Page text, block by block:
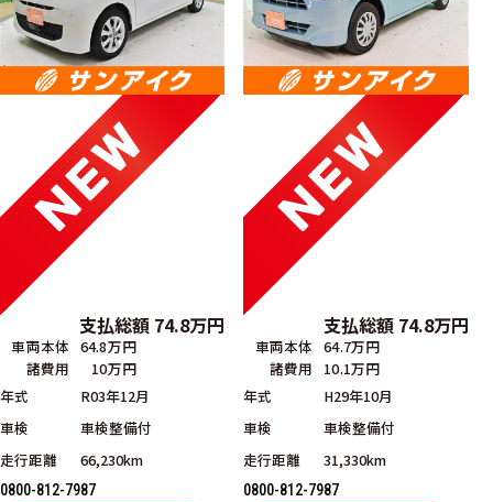
支払総額 74.8万円
車両本体 64.8万円
諸費用
10万円
年式
R03年12月
車検
車検整備付
走行距離
66,230km
0800-812-7987
支払総額 74.8万円
車両本体 64.7万円
諸費用
10.1万円
年式
H29年10月
車検
車検整備付
走行距離
31,330km
0800-812-7987